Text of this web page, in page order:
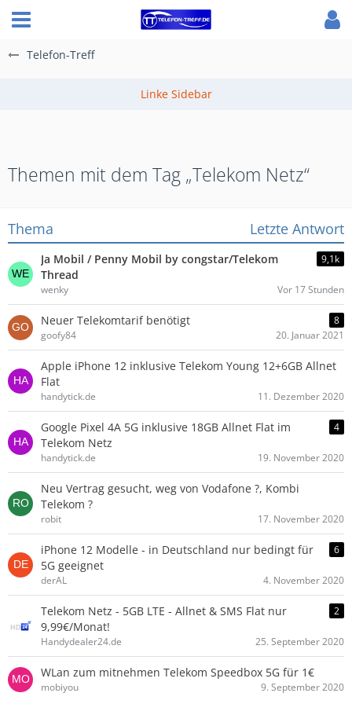
Telefon-Treff
Themen mit dem Tag „Telekom Netz“
Thema Letzte Antwort
Ja Mobil / Penny Mobil by congstar/Telekom
Thread
9,1k
wenky Vor 17 Stunden
Neuer Telekomtarif benötigt
8
goofy84
20. Januar 2021
Apple iPhone 12 inklusive Telekom Young 12+6GB Allnet
Flat
handytick.de 11. Dezember 2020
Google Pixel 4A 5G inklusive 18GB Allnet Flat im
Telekom Netz
4
handytick.de 19. November 2020
Neu Vertrag gesucht, weg von Vodafone ?, Kombi
Telekom ?
robit 17. November 2020
iPhone 12 Modelle - in Deutschland nur bedingt für
5G geeignet
6
derAL 4. November 2020
Telekom Netz - 5GB LTE - Allnet & SMS Flat nur
9,99€/Monat!
2
Handydealer24.de 25. September 2020
WLan zum mitnehmen Telekom Speedbox 5G für 1€
mobiyou 9. September 2020